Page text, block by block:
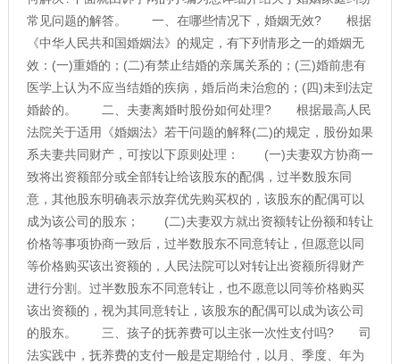
常见问题的解答。 一、在哪些情况下，婚姻无效? 根据
《中华人民共和国婚姻法》的规定，有下列情形之一的婚姻无
效：(一)重婚的；(二)有禁止结婚的亲属关系的；(三)婚前患有
医学上认为不应当结婚的疾病，婚后尚未治愈的；(四)未到法定
婚龄的。 二、夫妻离婚时股份如何处理? 根据最高人民
法院关于适用《婚姻法》若干问题的解释(二)的规定，股份如果
系夫妻共同财产，可按以下原则处理： (一)夫妻双方协商一
致将出资额部分或全部转让给该股东的配偶，过半数股东同
意，其他股东明确表示放弃优先购买权的，该股东的配偶可以
成为该公司的股东； (二)夫妻双方就出资额转让份额和转让
价格等事项协商一致后，过半数股东不同意转让，但愿意以同
等价格购买该出资额的，人民法院可以对转让出资额所得财产
进行分割。过半数股东不同意转让，也不愿意以同等价格购买
该出资额的，视为其同意转让，该股东的配偶可以成为该公司
的股东。 三、孩子的抚养费可以主张一次性支付吗? 司
法实践中，抚养费的支付一般是定期给付，以月、季度、年为